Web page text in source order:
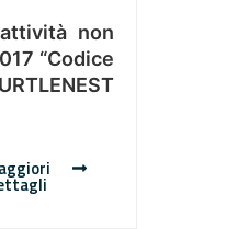
non
“Codice